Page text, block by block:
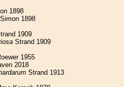
1898
Simon 1898
1909
Strand 1909
1955
2018
Strand 1913